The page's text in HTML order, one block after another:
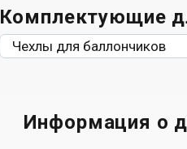
Комплектующие
Чехлы для баллончиков
Информация о